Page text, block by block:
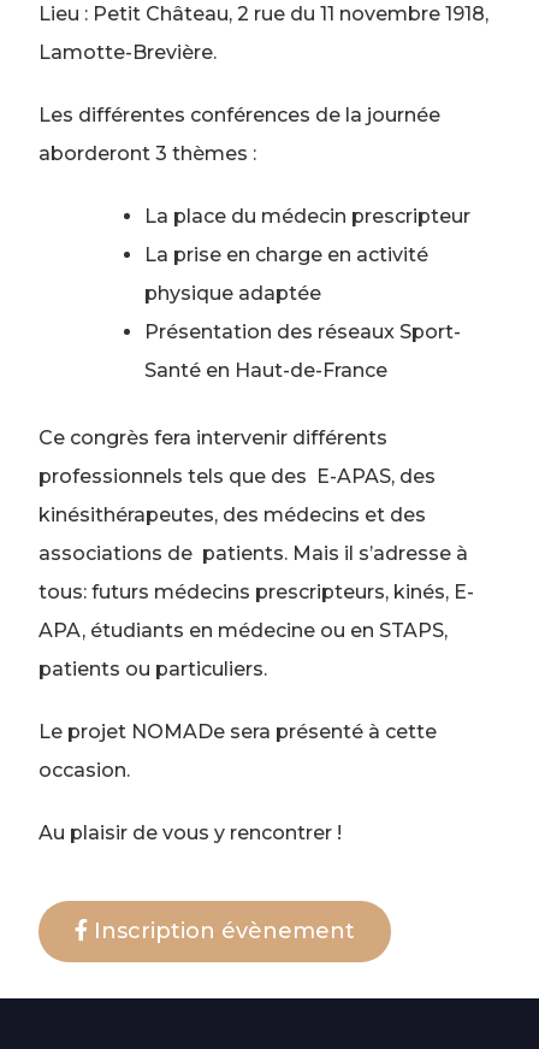
Lieu : Petit Château, 2 rue du 11 novembre 1918,
Lamotte-Brevière.
Les différentes conférences de la journée
aborderont 3 thèmes :
La place du médecin prescripteur
La prise en charge en activité
physique adaptée
Présentation des réseaux Sport-
Santé en Haut-de-France
Ce congrès fera intervenir différents
professionnels tels que des E-APAS, des
kinésithérapeutes, des médecins et des
associations de patients. Mais il s’adresse à
tous: futurs médecins prescripteurs, kinés, E-
APA, étudiants en médecine ou en STAPS,
patients ou particuliers.
Le projet NOMADe sera présenté à cette
occasion.
Au plaisir de vous y rencontrer !
Inscription évènement